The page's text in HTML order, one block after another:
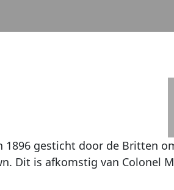
1896 gesticht door de Britten
Dit is afkomstig van Colonel